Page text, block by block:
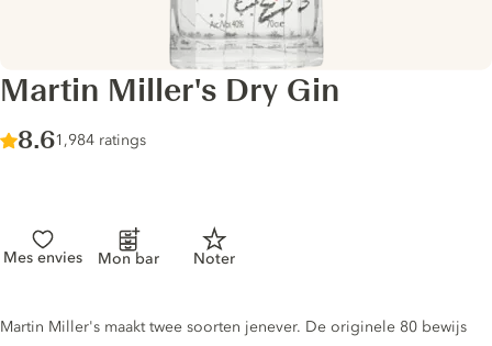
Martin Miller's Dry Gin
Score :
8.6/ 10
1,984 ratings
Mes envies Mon bar Noter
Gin description
Martin Miller's maakt twee soorten jenever. De originele 80 bewijs